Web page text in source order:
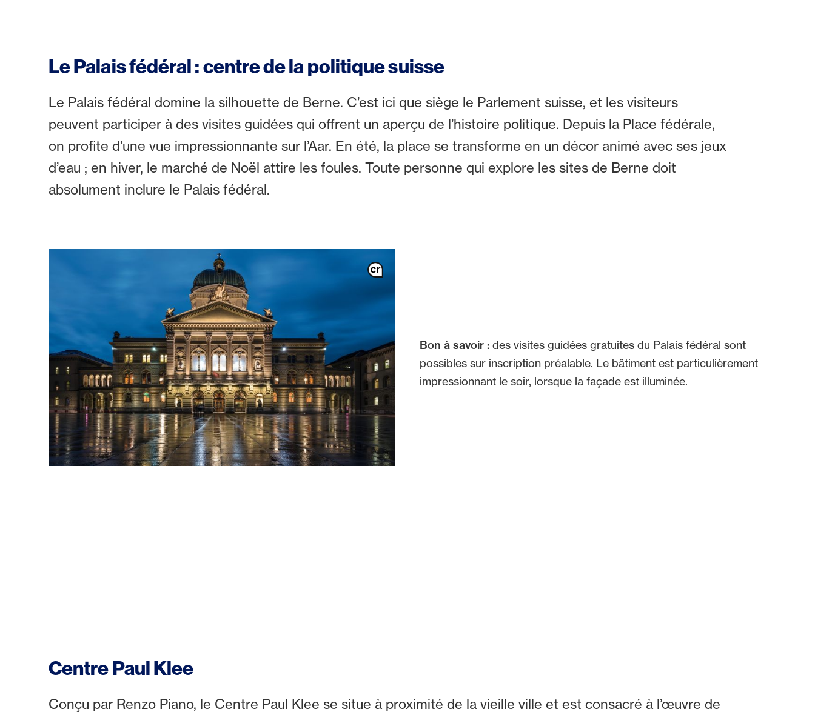
Le Palais fédéral : centre de la politique suisse
Le Palais fédéral domine la silhouette de Berne. C’est ici que siège le Parlement suisse, et les visiteurs
peuvent participer à des visites guidées qui offrent un aperçu de l’histoire politique. Depuis la Place fédérale,
on profite d’une vue impressionnante sur l’Aar. En été, la place se transforme en un décor animé avec ses jeux
d’eau ; en hiver, le marché de Noël attire les foules. Toute personne qui explore les sites de Berne doit
absolument inclure le Palais fédéral.
Bon à savoir : des visites guidées gratuites du Palais fédéral sont
possibles sur inscription préalable. Le bâtiment est particulièrement
impressionnant le soir, lorsque la façade est illuminée.
Centre Paul Klee
Conçu par Renzo Piano, le Centre Paul Klee se situe à proximité de la vieille ville et est consacré à l’œuvre de